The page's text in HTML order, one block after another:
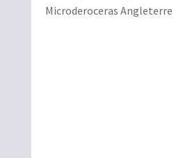
Microderoceras Angleterre